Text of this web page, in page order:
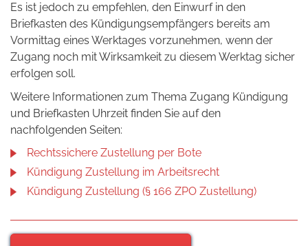
Es ist jedoch zu empfehlen, den Einwurf in den
Briefkasten des Kündigungsempfängers bereits am
Vormittag eines Werktages vorzunehmen, wenn der
Zugang noch mit Wirksamkeit zu diesem Werktag sicher
erfolgen soll.
Weitere Informationen zum Thema Zugang Kündigung
und Briefkasten Uhrzeit finden Sie auf den
nachfolgenden Seiten:
Rechtssichere Zustellung per Bote
Kündigung Zustellung im Arbeitsrecht
Kündigung Zustellung (§ 166 ZPO Zustellung)